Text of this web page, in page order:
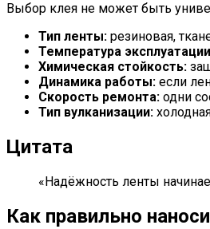
Выбор клея не может быть
Тип ленты: резиновая,
Температура
Химическая стойкость:
Динамика работы: если
Скорость ремонта: одни
Тип вулканизации:
Цитата
«Надёжность ленты
Как правильно